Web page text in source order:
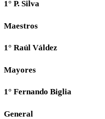
1° P. Silva
Maestros
1° Raúl Váldez
Mayores
1° Fernando Biglia
General